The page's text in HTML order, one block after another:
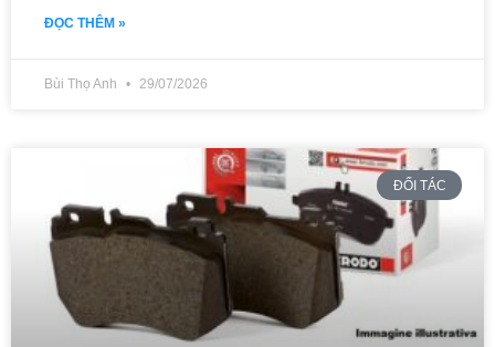
ĐỌC THÊM »
Bùi Thọ Anh 29/07/2026
ĐỐI TÁC